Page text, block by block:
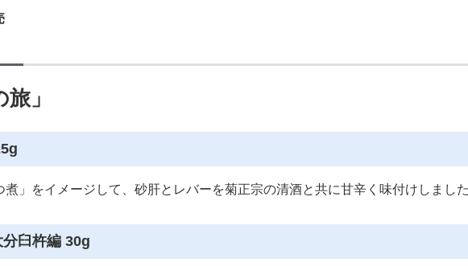
」
」をイメージして、砂肝とレバーを菊正宗の清酒と共に甘辛く味付けしました
分臼杵編 30g